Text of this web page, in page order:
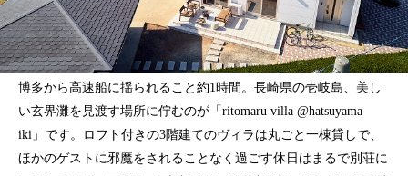
博多から高速船に揺られること約1時間。長崎県の壱岐島、美し
い玄界灘を見渡す場所に佇むのが「ritomaru villa @hatsuyama
iki」です。ロフト付きの3階建てのヴィラは丸ごと一棟貸しで、
ほかのゲストに邪魔をされることなく過ごす休日はまるで別荘に